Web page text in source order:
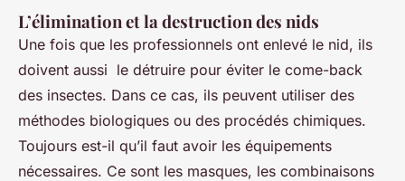
L’élimination et la destruction des nids
Une fois que les professionnels ont enlevé le nid, ils
doivent aussi le détruire pour éviter le come-back
des insectes. Dans ce cas, ils peuvent utiliser des
méthodes biologiques ou des procédés chimiques.
Toujours est-il qu’il faut avoir les équipements
nécessaires. Ce sont les masques, les combinaisons